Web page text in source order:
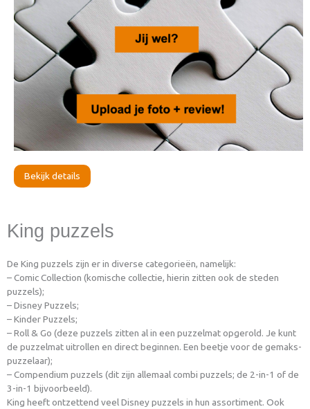
Bekijk details
King puzzels
De King puzzels zijn er in diverse categorieën, namelijk:
– Comic Collection (komische collectie, hierin zitten ook de steden
puzzels);
– Disney Puzzels;
– Kinder Puzzels;
– Roll & Go (deze puzzels zitten al in een puzzelmat opgerold. Je kunt
de puzzelmat uitrollen en direct beginnen. Een beetje voor de gemaks-
puzzelaar);
– Compendium puzzels (dit zijn allemaal combi puzzels; de 2-in-1 of de
3-in-1 bijvoorbeeld).
King heeft ontzettend veel Disney puzzels in hun assortiment. Ook